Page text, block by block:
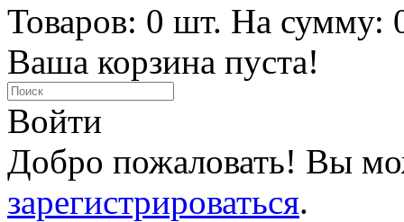
Товаров: 0 шт. На сумму:
Ваша корзина пуста!
Войти
Добро пожаловать! Вы
зарегистрироваться.